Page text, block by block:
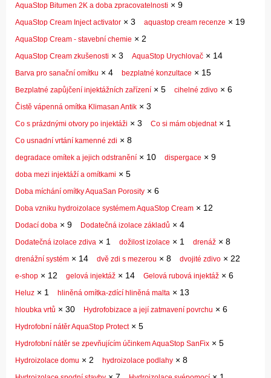
AquaStop Bitumen 2K a doba zpracovatelnosti × 9
AquaStop Cream Inject activator × 3 aquastop cream recenze × 19
AquaStop Cream - stavební chemie × 2
AquaStop Cream zkušenosti × 3 AquaStop Urychlovač × 14
Barva pro sanační omítku × 4 bezplatné konzultace × 15
Bezplatné zapůjčení injektážních zařízení × 5 cihelné zdivo × 6
Čistě vápenná omítka Klimasan Antik × 3
Co s prázdnými otvory po injektáži × 3 Co si mám objednat× 1
Co usnadní vrtání kamenné zdi × 8
degradace omítek a jejich odstranění × 10 dispergace × 9
doba mezi injektáží a omítkami × 5
Doba míchání omítky AquaSan Porosity × 6
Doba vzniku hydroizolace systémem AquaStop Cream × 12
Dodací doba × 9 Dodatečná izolace základů × 4
Dodatečná izolace zdiva × 1 dožilost izolace × 1 drenáž × 8
drenážní systém × 14 dvě zdi s mezerou × 8 dvojité zdivo × 22
e-shop × 12 gelová injektáž × 14 Gelová rubová injektáž × 6
Heluz × 1 hliněná omítka-zdící hliněná malta × 13
hloubka vrtů × 30 Hydrofobizace a její zatmavení povrchu × 6
Hydrofobní nátěr AquaStop Protect× 5
Hydrofobní nátěr se zpevňujícím účinkem AquaStop SanFix × 5
Hydroizolace domu × 2 hydroizolace podlahy × 8